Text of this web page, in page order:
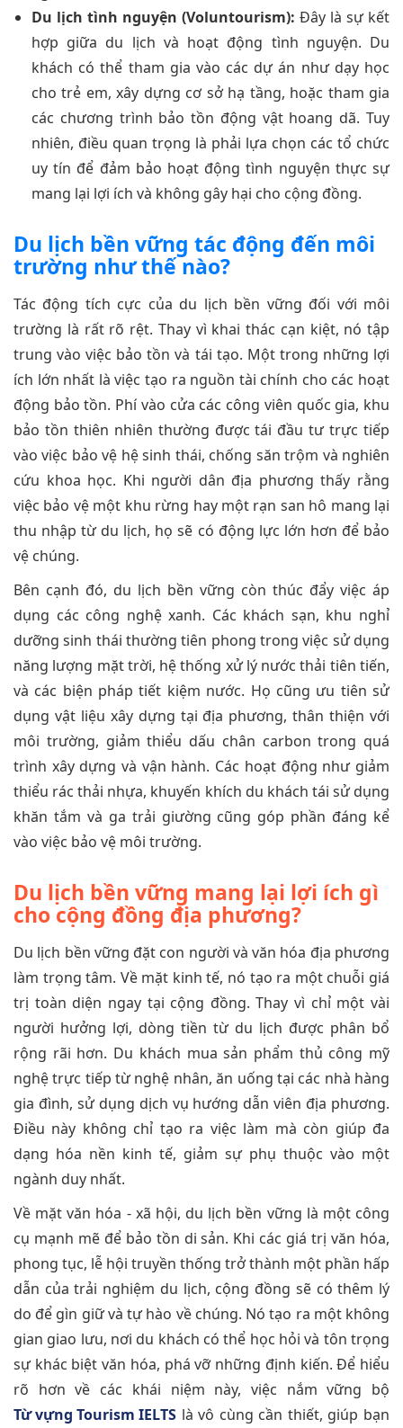
Du lịch tình nguyện (Voluntourism): Đây là sự kết
hợp giữa du lịch và hoạt động tình nguyện. Du
khách có thể tham gia vào các dự án như dạy học
cho trẻ em, xây dựng cơ sở hạ tầng, hoặc tham gia
các chương trình bảo tồn động vật hoang dã. Tuy
nhiên, điều quan trọng là phải lựa chọn các tổ chức
uy tín để đảm bảo hoạt động tình nguyện thực sự
mang lại lợi ích và không gây hại cho cộng đồng.
Du lịch bền vững tác động đến môi
trường như thế nào?
Tác động tích cực của du lịch bền vững đối với môi
trường là rất rõ rệt. Thay vì khai thác cạn kiệt, nó tập
trung vào việc bảo tồn và tái tạo. Một trong những lợi
ích lớn nhất là việc tạo ra nguồn tài chính cho các hoạt
động bảo tồn. Phí vào cửa các công viên quốc gia, khu
bảo tồn thiên nhiên thường được tái đầu tư trực tiếp
vào việc bảo vệ hệ sinh thái, chống săn trộm và nghiên
cứu khoa học. Khi người dân địa phương thấy rằng
việc bảo vệ một khu rừng hay một rạn san hô mang lại
thu nhập từ du lịch, họ sẽ có động lực lớn hơn để bảo
vệ chúng.
Bên cạnh đó, du lịch bền vững còn thúc đẩy việc áp
dụng các công nghệ xanh. Các khách sạn, khu nghỉ
dưỡng sinh thái thường tiên phong trong việc sử dụng
năng lượng mặt trời, hệ thống xử lý nước thải tiên tiến,
và các biện pháp tiết kiệm nước. Họ cũng ưu tiên sử
dụng vật liệu xây dựng tại địa phương, thân thiện với
môi trường, giảm thiểu dấu chân carbon trong quá
trình xây dựng và vận hành. Các hoạt động như giảm
thiểu rác thải nhựa, khuyến khích du khách tái sử dụng
khăn tắm và ga trải giường cũng góp phần đáng kể
vào việc bảo vệ môi trường.
Du lịch bền vững mang lại lợi ích gì
cho cộng đồng địa phương?
Du lịch bền vững đặt con người và văn hóa địa phương
làm trọng tâm. Về mặt kinh tế, nó tạo ra một chuỗi giá
trị toàn diện ngay tại cộng đồng. Thay vì chỉ một vài
người hưởng lợi, dòng tiền từ du lịch được phân bổ
rộng rãi hơn. Du khách mua sản phẩm thủ công mỹ
nghệ trực tiếp từ nghệ nhân, ăn uống tại các nhà hàng
gia đình, sử dụng dịch vụ hướng dẫn viên địa phương.
Điều này không chỉ tạo ra việc làm mà còn giúp đa
dạng hóa nền kinh tế, giảm sự phụ thuộc vào một
ngành duy nhất.
Về mặt văn hóa - xã hội, du lịch bền vững là một công
cụ mạnh mẽ để bảo tồn di sản. Khi các giá trị văn hóa,
phong tục, lễ hội truyền thống trở thành một phần hấp
dẫn của trải nghiệm du lịch, cộng đồng sẽ có thêm lý
do để gìn giữ và tự hào về chúng. Nó tạo ra một không
gian giao lưu, nơi du khách có thể học hỏi và tôn trọng
sự khác biệt văn hóa, phá vỡ những định kiến. Để hiểu
rõ hơn về các khái niệm này, việc nắm vững bộ
Từ vựng Tourism IELTS là vô cùng cần thiết, giúp bạn